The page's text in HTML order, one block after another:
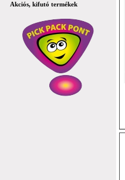
Akciós, kifutó termékek